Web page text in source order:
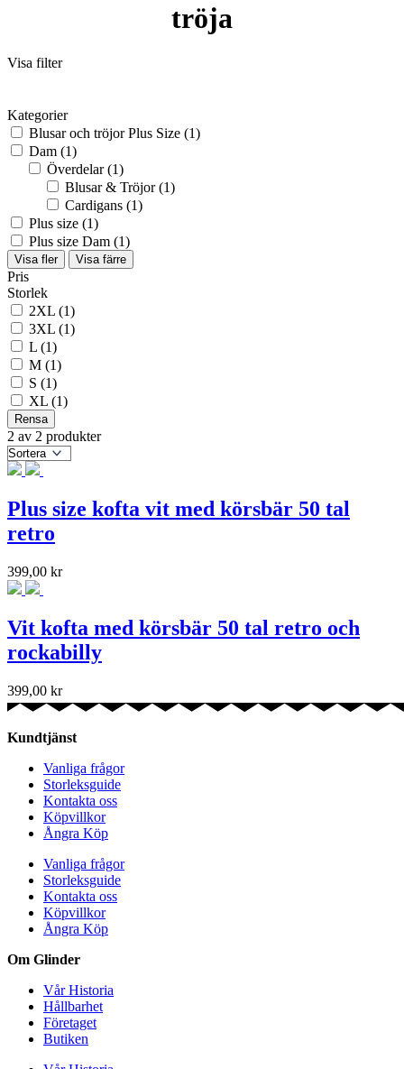
tröja
Visa filter
Kategorier
Blusar och tröjor Plus Size (1)
Dam (1)
Överdelar (1)
Blusar & Tröjor (1)
Cardigans (1)
Plus size (1)
Plus size Dam (1)
Visa fler Visa färre
Pris
Storlek
2XL (1)
3XL (1)
L (1)
M (1)
S (1)
XL (1)
Rensa
2 av 2 produkter
Plus size kofta vit med körsbär 50 tal
retro
399,00 kr
Vit kofta med körsbär 50 tal retro och
rockabilly
399,00 kr
Kundtjänst
Vanliga frågor
Storleksguide
Kontakta oss
Köpvillkor
Ångra Köp
Vanliga frågor
Storleksguide
Kontakta oss
Köpvillkor
Ångra Köp
Om Glinder
Vår Historia
Hållbarhet
Företaget
Butiken